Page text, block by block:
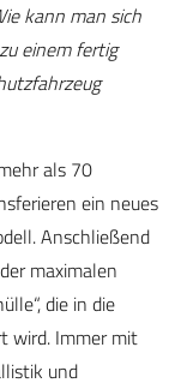
kann man sich
einem fertig
als 70
ein neues
Anschließend
maximalen
die in die
wird. Immer mit
und